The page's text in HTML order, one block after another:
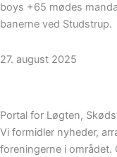
boys +65 mødes
banerne ved Studstrup.
27. august 2025
Portal for Løgten,
Vi formidler nyheder,
foreningerne i